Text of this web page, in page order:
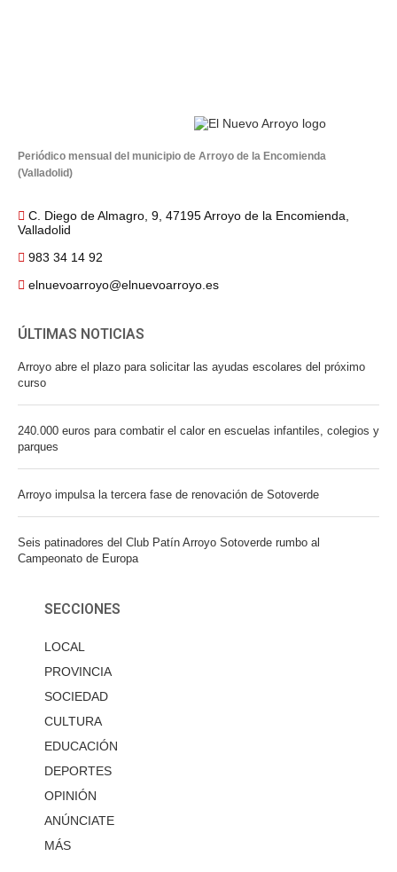
Periódico mensual del municipio de Arroyo de la Encomienda
(Valladolid)
C. Diego de Almagro, 9, 47195 Arroyo de la Encomienda,
Valladolid
983 34 14 92
elnuevoarroyo@elnuevoarroyo.es
ÚLTIMAS NOTICIAS
Arroyo abre el plazo para solicitar las ayudas escolares del próximo
curso
240.000 euros para combatir el calor en escuelas infantiles, colegios y
parques
Arroyo impulsa la tercera fase de renovación de Sotoverde
Seis patinadores del Club Patín Arroyo Sotoverde rumbo al
Campeonato de Europa
SECCIONES
LOCAL
PROVINCIA
SOCIEDAD
CULTURA
EDUCACIÓN
DEPORTES
OPINIÓN
ANÚNCIATE
MÁS